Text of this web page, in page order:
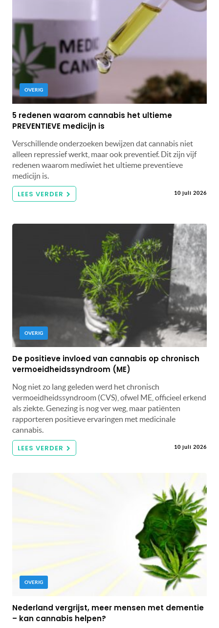
OVERIG
5 redenen waarom cannabis het ultieme
PREVENTIEVE medicijn is
Verschillende onderzoeken bewijzen dat cannabis niet
alleen repressief werkt, maar ook preventief. Dit zijn vijf
redenen waarom mediwiet het ultieme preventieve
medicijn is.
LEES VERDER 10 juli 2026
OVERIG
De positieve invloed van cannabis op chronisch
vermoeidheidssyndroom (ME)
Nog niet zo lang geleden werd het chronisch
vermoeidheidssyndroom (CVS), ofwel ME, officieel erkend
als ziekte. Genezing is nog ver weg, maar patiënten
rapporteren positieve ervaringen met medicinale
cannabis.
LEES VERDER 10 juli 2026
OVERIG
Nederland vergrijst, meer mensen met dementie
– kan cannabis helpen?